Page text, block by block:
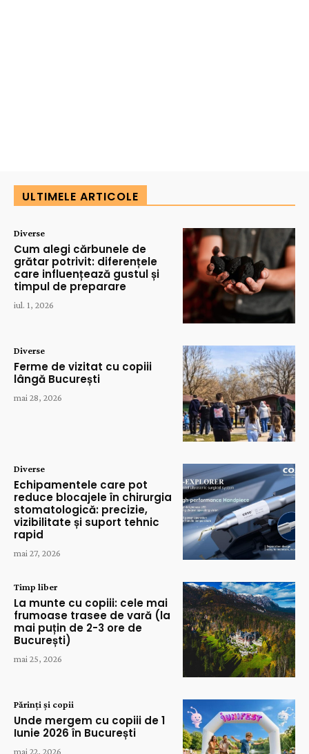
ULTIMELE ARTICOLE
Diverse
Cum alegi cărbunele de
grătar potrivit: diferențele
care influențează gustul și
timpul de preparare
iul. 1, 2026
Diverse
Ferme de vizitat cu copiii
lângă București
mai 28, 2026
Diverse
Echipamentele care pot
reduce blocajele în chirurgia
stomatologică: precizie,
vizibilitate și suport tehnic
rapid
mai 27, 2026
Timp liber
La munte cu copiii: cele mai
frumoase trasee de vară (la
mai puțin de 2-3 ore de
București)
mai 25, 2026
Părinți și copii
Unde mergem cu copiii de 1
Iunie 2026 în București
mai 22, 2026